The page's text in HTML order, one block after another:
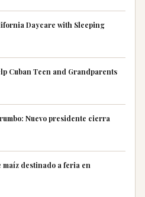
Daycare with Sleeping
Cuban Teen and Grandparents
Nuevo presidente cierra
destinado a feria en